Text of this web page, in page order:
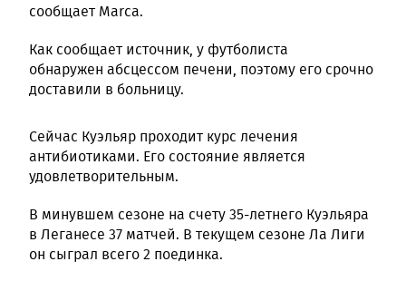
сообщает Marca.
Как сообщает источник, у футболиста
обнаружен абсцессом печени, поэтому его срочно
доставили в больницу.
Сейчас Куэльяр проходит курс лечения
антибиотиками. Его состояние является
удовлетворительным.
В минувшем сезоне на счету 35-летнего Куэльяра
в Леганесе 37 матчей. В текущем сезоне Ла Лиги
он сыграл всего 2 поединка.